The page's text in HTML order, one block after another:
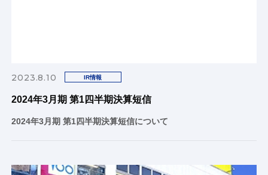
2023.8.10 IR情報
2024年3月期 第1四半期決算短信
2024年3月期 第1四半期決算短信について